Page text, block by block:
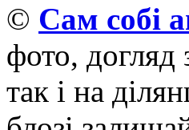
© Cам собі
фото,
так і на